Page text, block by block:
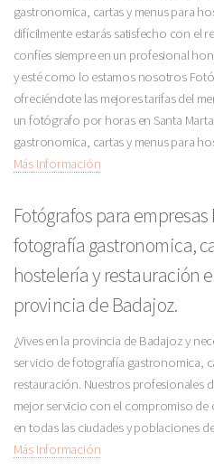
gastronomica, cartas y menus para
difícilmente estarás satisfecho con el
confíes siempre en un profesional
y esté como lo estamos nosotros
ofreciéndote las mejores tarifas del
un fotógrafo por horas en Santa
gastronomica, cartas y menus para
Más Información
Fotógrafos para
fotografía gastronomica,
hostelería y restauración
provincia de Badajoz.
¿Vives en la provincia de Badajoz y
servicio de fotografía gastronomica,
restauración. Nuestros profesionales
mejor servicio con el compromiso de
en todas las ciudades y poblaciones
Más Información